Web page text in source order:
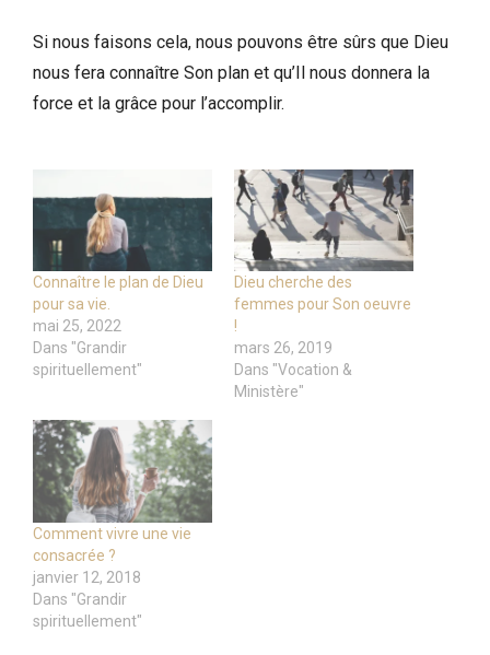
Si nous faisons cela, nous pouvons être sûrs que Dieu
nous fera connaître Son plan et qu’Il nous donnera la
force et la grâce pour l’accomplir.
Connaître le plan de Dieu
pour sa vie.
mai 25, 2022
Dans "Grandir
spirituellement"
Dieu cherche des
femmes pour Son oeuvre
!
mars 26, 2019
Dans "Vocation &
Ministère"
Comment vivre une vie
consacrée ?
janvier 12, 2018
Dans "Grandir
spirituellement"